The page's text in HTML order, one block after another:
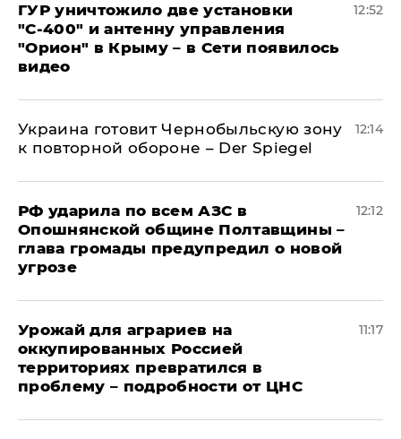
ГУР уничтожило две установки
"С‑400" и антенну управления
"Орион" в Крыму – в Сети появилось
видео
12:52
Украина готовит Чернобыльскую зону
к повторной обороне – Der Spiegel
12:14
РФ ударила по всем АЗС в
Опошнянской общине Полтавщины –
глава громады предупредил о новой
угрозе
12:12
Урожай для аграриев на
оккупированных Россией
территориях превратился в
проблему – подробности от ЦНС
11:17